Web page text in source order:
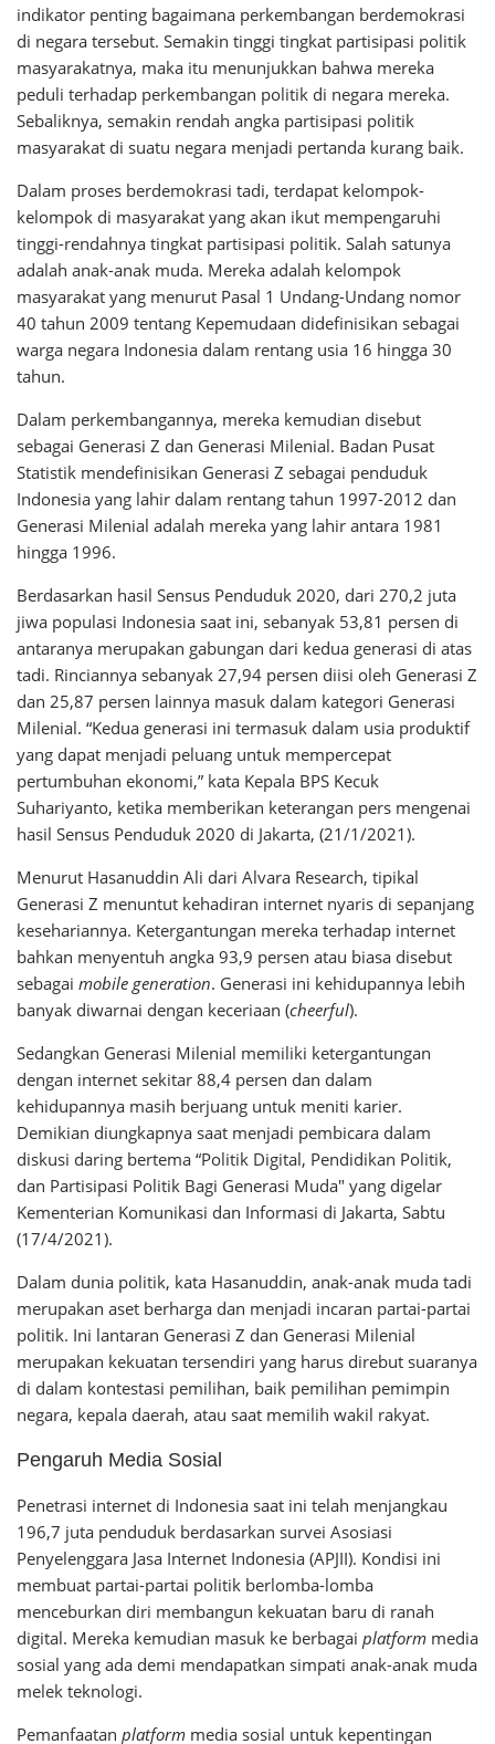
indikator penting bagaimana perkembangan berdemokrasi
di negara tersebut. Semakin tinggi tingkat partisipasi politik
masyarakatnya, maka itu menunjukkan bahwa mereka
peduli terhadap perkembangan politik di negara mereka.
Sebaliknya, semakin rendah angka partisipasi politik
masyarakat di suatu negara menjadi pertanda kurang baik.
Dalam proses berdemokrasi tadi, terdapat kelompok-
kelompok di masyarakat yang akan ikut mempengaruhi
tinggi-rendahnya tingkat partisipasi politik. Salah satunya
adalah anak-anak muda. Mereka adalah kelompok
masyarakat yang menurut Pasal 1 Undang-Undang nomor
40 tahun 2009 tentang Kepemudaan didefinisikan sebagai
warga negara Indonesia dalam rentang usia 16 hingga 30
tahun.
Dalam perkembangannya, mereka kemudian disebut
sebagai Generasi Z dan Generasi Milenial. Badan Pusat
Statistik mendefinisikan Generasi Z sebagai penduduk
Indonesia yang lahir dalam rentang tahun 1997-2012 dan
Generasi Milenial adalah mereka yang lahir antara 1981
hingga 1996.
Berdasarkan hasil Sensus Penduduk 2020, dari 270,2 juta
jiwa populasi Indonesia saat ini, sebanyak 53,81 persen di
antaranya merupakan gabungan dari kedua generasi di atas
tadi. Rinciannya sebanyak 27,94 persen diisi oleh Generasi Z
dan 25,87 persen lainnya masuk dalam kategori Generasi
Milenial. “Kedua generasi ini termasuk dalam usia produktif
yang dapat menjadi peluang untuk mempercepat
pertumbuhan ekonomi,” kata Kepala BPS Kecuk
Suhariyanto, ketika memberikan keterangan pers mengenai
hasil Sensus Penduduk 2020 di Jakarta, (21/1/2021).
Menurut Hasanuddin Ali dari Alvara Research, tipikal
Generasi Z menuntut kehadiran internet nyaris di sepanjang
kesehariannya. Ketergantungan mereka terhadap internet
bahkan menyentuh angka 93,9 persen atau biasa disebut
sebagai mobile generation. Generasi ini kehidupannya lebih
banyak diwarnai dengan keceriaan (cheerful).
Sedangkan Generasi Milenial memiliki ketergantungan
dengan internet sekitar 88,4 persen dan dalam
kehidupannya masih berjuang untuk meniti karier.
Demikian diungkapnya saat menjadi pembicara dalam
diskusi daring bertema “Politik Digital, Pendidikan Politik,
dan Partisipasi Politik Bagi Generasi Muda" yang digelar
Kementerian Komunikasi dan Informasi di Jakarta, Sabtu
(17/4/2021).
Dalam dunia politik, kata Hasanuddin, anak-anak muda tadi
merupakan aset berharga dan menjadi incaran partai-partai
politik. Ini lantaran Generasi Z dan Generasi Milenial
merupakan kekuatan tersendiri yang harus direbut suaranya
di dalam kontestasi pemilihan, baik pemilihan pemimpin
negara, kepala daerah, atau saat memilih wakil rakyat.
Pengaruh Media Sosial
Penetrasi internet di Indonesia saat ini telah menjangkau
196,7 juta penduduk berdasarkan survei Asosiasi
Penyelenggara Jasa Internet Indonesia (APJII). Kondisi ini
membuat partai-partai politik berlomba-lomba
menceburkan diri membangun kekuatan baru di ranah
digital. Mereka kemudian masuk ke berbagai platform media
sosial yang ada demi mendapatkan simpati anak-anak muda
melek teknologi.
Pemanfaatan platform media sosial untuk kepentingan